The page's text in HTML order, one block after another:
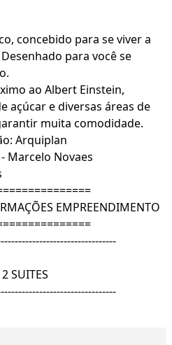
concebido para se viver a
para você se
ao Albert Einstein,
açúcar e diversas áreas de
muita comodidade.
Arquiplan
Marcelo Novaes
EMPREENDIMENTO
SUITES